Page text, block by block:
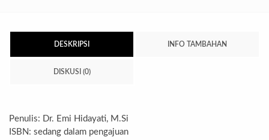
DESKRIPSI INFO TAMBAHAN
DISKUSI (0)
Penulis: Dr. Emi Hidayati, M.Si
ISBN: sedang dalam pengajuan